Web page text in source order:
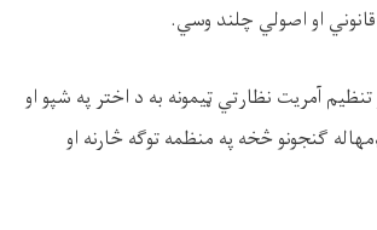
قانوني او اصولي چلند وسي.
تنظیم آمریت نظارتي ټیمونه به د اختر په شپو او
ګنجونو څخه په منظمه توګه څارنه او